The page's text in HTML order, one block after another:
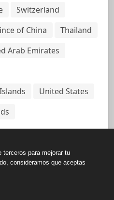
Switzerland
of China
Thailand
Arab Emirates
United States
reserved.
terceros para mejorar tu
consideramos que aceptas